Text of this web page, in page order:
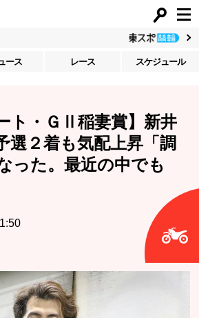
ース レース スケジュール
ト・ＧⅡ稲妻賞】新井
２着も気配上昇「調
った。最近の中でも